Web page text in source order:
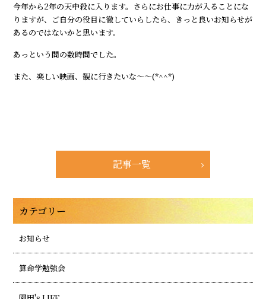
今年から2年の天中殺に入ります。さらにお仕事に力が入ることにな
りますが、ご自分の役目に徹していらしたら、きっと良いお知らせが
あるのではないかと思います。
あっという間の数時間でした。
また、楽しい映画、観に行きたいな～～(*^^*)
記事一覧
カテゴリー
お知らせ
算命学勉強会